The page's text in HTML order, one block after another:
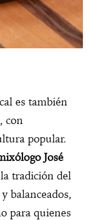
es también
con
popular.
José
tradición del
balanceados,
para quienes